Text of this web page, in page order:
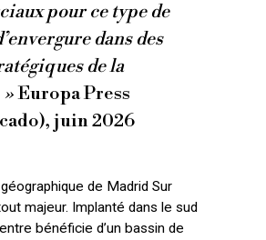
pour ce type de
dans des
de la
Europa Press
juin 2026
de Madrid Sur
majeur. Implanté dans le sud
bénéficie d’un bassin de